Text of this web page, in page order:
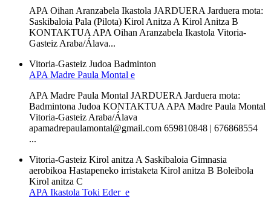
APA Oihan Aranzabela Ikastola JARDUERA Jarduera mota:
Saskibaloia Pala (Pilota) Kirol Anitza A Kirol Anitza B
KONTAKTUA APA Oihan Aranzabela Ikastola Vitoria-
Gasteiz Araba/Álava...
Vitoria-Gasteiz Judoa Badminton
APA Madre Paula Montal e
APA Madre Paula Montal JARDUERA Jarduera mota:
Badmintona Judoa KONTAKTUA APA Madre Paula Montal
Vitoria-Gasteiz Araba/Álava
apamadrepaulamontal@gmail.com 659810848 | 676868554
...
Vitoria-Gasteiz Kirol anitza A Saskibaloia Gimnasia
aerobikoa Hastapeneko irristaketa Kirol anitza B Boleibola
Kirol anitza C
APA Ikastola Toki Eder e